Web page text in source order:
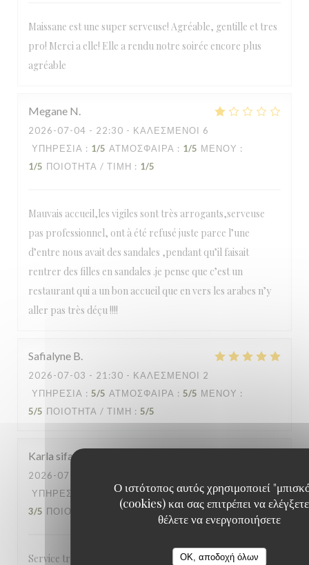
Ο ιστότοπος αυτός χρησιμοποιεί
(cookies) και σας επιτρέπει να ελέγξετε
θέλετε να ενεργοποιήσετε
OK, αποδοχή όλων
Maissane est une super serveuse! Agréable, gentille et tres
pro! Merci a elle! Elle a rendu notre soirée encore plus
agréable
Megane N
2026-07-04 - 22:30 - ΚΑΛΕΣΜΈΝΟΙ 6
ΥΠΗΡΕΣΊΑ : 1/5 ΑΤΜΌΣΦΑΙΡΑ : 1/5 ΜΕΝΟΎ :
1/5 ΠΟΙΌΤΗΤΑ / ΤΙΜΉ : 1/5
Mauvais accueil,les vigiles sont très arrogants,serveuse
pas professionnel, ont à été refusé juste parce l’une
d’entre nous avait des sandales ,pendant qu’il faisait
rentrer des filles en sandales .je pense que c’est un
restaurant qui a un bon accueil que en vers les arabes n’y
aller pas très déçu !!!!
Safialyne B
2026-07-03 - 21:30 - ΚΑΛΕΣΜΈΝΟΙ 2
ΥΠΗΡΕΣΊΑ : 5/5 ΑΤΜΌΣΦΑΙΡΑ : 5/5 ΜΕΝΟΎ :
5/5 ΠΟΙΌΤΗΤΑ / ΤΙΜΉ : 5/5
Karla sifaM
2026-07-04
ΥΠΗΡΕΣΊΑ
ΑΤΜΌΣΦΑΙΡΑ : 5/5 ΜΕΝΟΎ:
3/5 ΠΟΙΌΤΗΤΑ / ΤΙΜΉ: 4/5
Service très accueillant et rapide